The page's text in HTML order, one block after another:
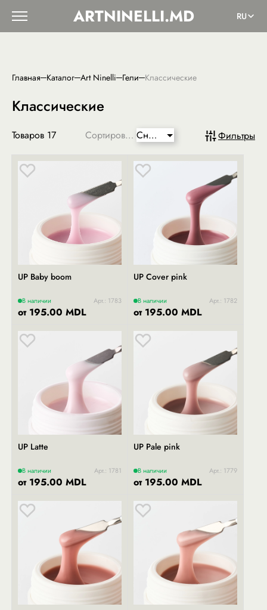
ARTNINELLI.MD RU
Главная Каталог Art Ninelli Гели Классические
Классические
Товаров 17 Сортировка: Сниженная
цена
Фильтры
UP Baby boom
В наличии Арт.: 1783
от 195.00 MDL
UP Cover pink
В наличии Арт.: 1782
от 195.00 MDL
UP Latte
В наличии Арт.: 1781
от 195.00 MDL
UP Pale pink
В наличии Арт.: 1779
от 195.00 MDL